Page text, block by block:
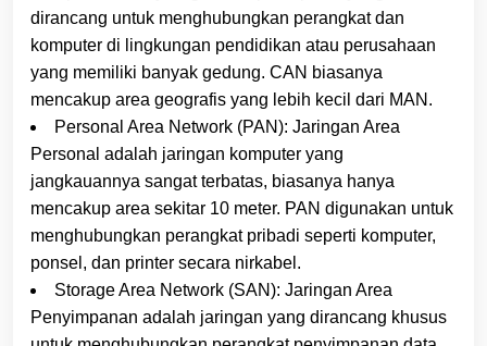
dirancang untuk menghubungkan perangkat dan
komputer di lingkungan pendidikan atau perusahaan
yang memiliki banyak gedung. CAN biasanya
mencakup area geografis yang lebih kecil dari MAN.
Personal Area Network (PAN): Jaringan Area
Personal adalah jaringan komputer yang
jangkauannya sangat terbatas, biasanya hanya
mencakup area sekitar 10 meter. PAN digunakan untuk
menghubungkan perangkat pribadi seperti komputer,
ponsel, dan printer secara nirkabel.
Storage Area Network (SAN): Jaringan Area
Penyimpanan adalah jaringan yang dirancang khusus